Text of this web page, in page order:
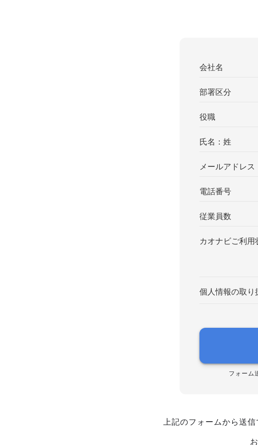
会社名
部署区分
役職
氏名：姓
メールアドレス
電話番号
従業員数
カオナビご利用
個人情報の取り
フォーム
上記のフォームから送信